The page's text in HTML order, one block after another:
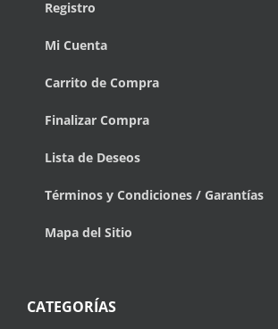
Registro
Mi Cuenta
Carrito de Compra
Finalizar Compra
Lista de Deseos
Términos y Condiciones / Garantías
Mapa del Sitio
CATEGORÍAS